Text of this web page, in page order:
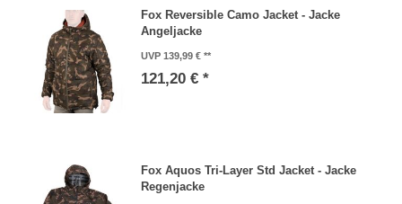
Fox Reversible Camo Jacket - Jacke
Angeljacke
UVP 139,99 €
121,20 € *
Fox Aquos Tri-Layer Std Jacket - Jacke
Regenjacke